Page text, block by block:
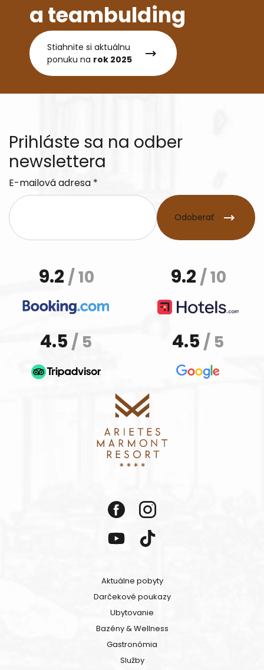
a teambulding
Stiahnite si aktuálnu
ponuku na rok 2025
Prihláste sa na odber
newslettera
E-mailová adresa *
Odoberať
9.2 / 10 9.2 / 10
4.5 / 5 4.5 / 5
Aktuálne pobyty
Darčekové poukazy
Ubytovanie
Bazény & Wellness
Gastronómia
Služby